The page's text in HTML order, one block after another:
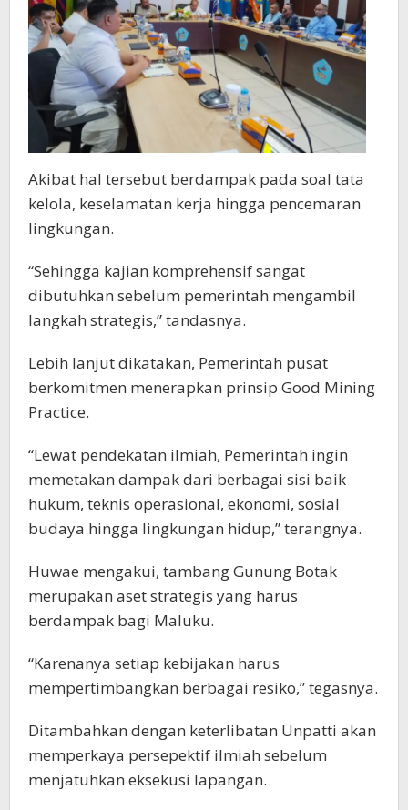
Akibat hal tersebut berdampak pada soal tata
kelola, keselamatan kerja hingga pencemaran
lingkungan.
“Sehingga kajian komprehensif sangat
dibutuhkan sebelum pemerintah mengambil
langkah strategis,” tandasnya.
Lebih lanjut dikatakan, Pemerintah pusat
berkomitmen menerapkan prinsip Good Mining
Practice.
“Lewat pendekatan ilmiah, Pemerintah ingin
memetakan dampak dari berbagai sisi baik
hukum, teknis operasional, ekonomi, sosial
budaya hingga lingkungan hidup,” terangnya.
Huwae mengakui, tambang Gunung Botak
merupakan aset strategis yang harus
berdampak bagi Maluku.
“Karenanya setiap kebijakan harus
mempertimbangkan berbagai resiko,” tegasnya.
Ditambahkan dengan keterlibatan Unpatti akan
memperkaya persepektif ilmiah sebelum
menjatuhkan eksekusi lapangan.